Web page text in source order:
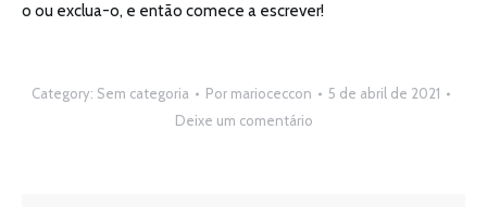
o ou exclua-o, e então comece a escrever!
Category: Sem categoria Por marioceccon
5 de abril de 2021
Deixe um comentário